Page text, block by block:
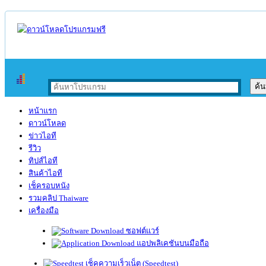
หน้าแรก
ดาวน์โหลด
ข่าวไอที
รีวิว
ทิปส์ไอที
สินค้าไอที
เช็ครอบหนัง
รวมคลิป Thaiware
เครื่องมือ
ซอฟต์แวร์
แอปพลิเคชันบนมือถือ
เช็คความเร็วเน็ต (Speedtest)